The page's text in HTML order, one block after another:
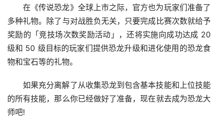
在《传说恐龙》全球上市之际，官方也为玩家们准备了
多种礼物。除了与对战胜负无关，只要完成比赛次数就给予
奖励的「竞技场次数奖励活动」，还将实施向成功达成 20
级和 50 级目标的玩家们提供恐龙升级和进化使用的恐龙食
物和宝石等的礼物。
如果充分离解了从收集恐龙到包含基本技能和上位技能
的所有技能，那么你已经做好了准备，现在就去成为恐龙大
师吧!